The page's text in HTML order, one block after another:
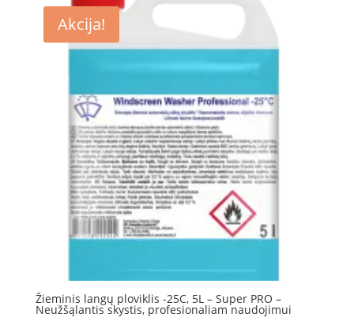
8.99 €.6.29 €.
Akcija!
Žieminis langų ploviklis -25C, 5L – Super PRO –
Neužšąlantis skystis, profesionaliam naudojimui